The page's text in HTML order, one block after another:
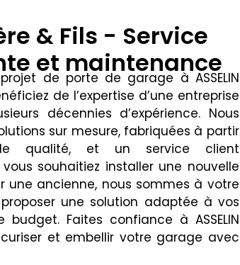
& Fils - Service
et maintenance
de porte de garage à ASSELIN
de l’expertise d’une entreprise
décennies d’expérience. Nous
sur mesure, fabriquées à partir
qualité, et un service client
souhaitiez installer une nouvelle
une ancienne, nous sommes à votre
une solution adaptée à vos
Faites confiance à ASSELIN
et embellir votre garage avec